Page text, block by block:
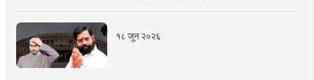
१८ जून २०२६